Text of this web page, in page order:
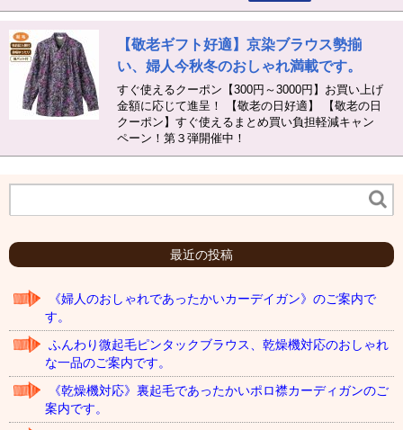
【敬老ギフト好適】京染ブラウス勢揃
い、婦人今秋冬のおしゃれ満載です。
すぐ使えるクーポン【300円～3000円】お買い上げ
金額に応じて進呈！ 【敬老の日好適】 【敬老の日
クーポン】すぐ使えるまとめ買い負担軽減キャン
ペーン！第３弾開催中！
最近の投稿
《婦人のおしゃれであったかいカーデイガン》のご案内で
す。
ふんわり微起毛ピンタックブラウス、乾燥機対応のおしゃれ
な一品のご案内です。
《乾燥機対応》裏起毛であったかいポロ襟カーディガンのご
案内です。